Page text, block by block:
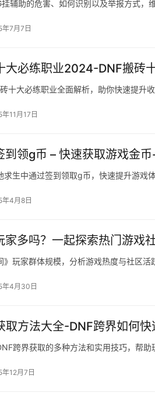
辅助的危害、如何识别以及举报方式，
7月7日
大必练职业2024-DNF搬砖
十大必练职业全面解析，助你快速提升收
11月17日
到领g币 – 快速获取游戏金
求生中通过签到领取g币，快速提升游戏体
年4月8日
家多吗？一起探索热门游戏
》玩家群体规模，分析游戏热度与社区活
年4月30日
取方法大全-DNF跨界如何
跨界获取的多种方法和实用技巧，帮助
12月7日